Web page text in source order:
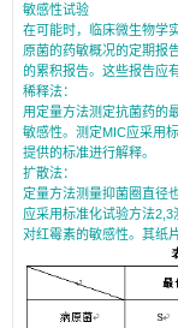
敏感性试验
在可能时，临床微生物学
原菌的药敏概况的定期报
的累积报告。这些报告应
稀释法：
用定量方法测定抗菌药的
敏感性。测定MIC应采用
提供的标准进行解释。
扩散法：
定量方法测量抑菌圈直径
应采用标准化试验方法
对红霉素的敏感性。其纸